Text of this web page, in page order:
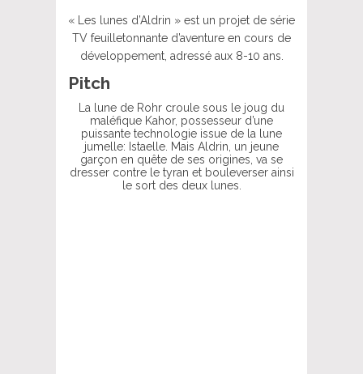
« Les lunes d’Aldrin » est un projet de série
TV feuilletonnante d’aventure en cours de
développement, adressé aux 8-10 ans.
Pitch
La lune de Rohr croule sous le joug du
maléfique Kahor, possesseur d’une
puissante technologie issue de la lune
jumelle: Istaelle. Mais Aldrin, un jeune
garçon en quête de ses origines, va se
dresser contre le tyran et bouleverser ainsi
le sort des deux lunes.